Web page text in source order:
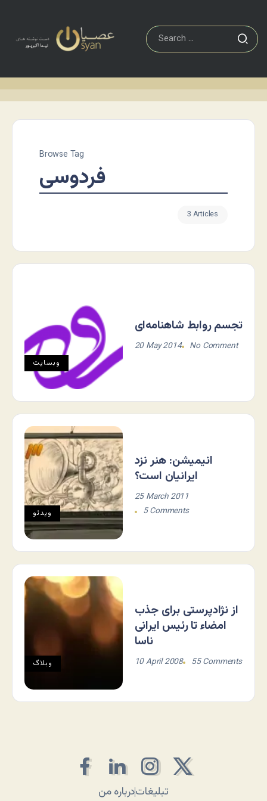
Browse Tag
فردوسی
3 Articles
وبسایت
تجسم روابط شاهنامه‌ای
20 May 2014 No Comment
ویدئو
انیمیشن: هنر نزد
ایرانیان است؟
25 March 2011
5 Comments
وبلاگ
از نژادپرستی برای جذب
امضاء تا رئیس ایرانی
ناسا
10 April 2008 55 Comments
درباره منتبلیغات